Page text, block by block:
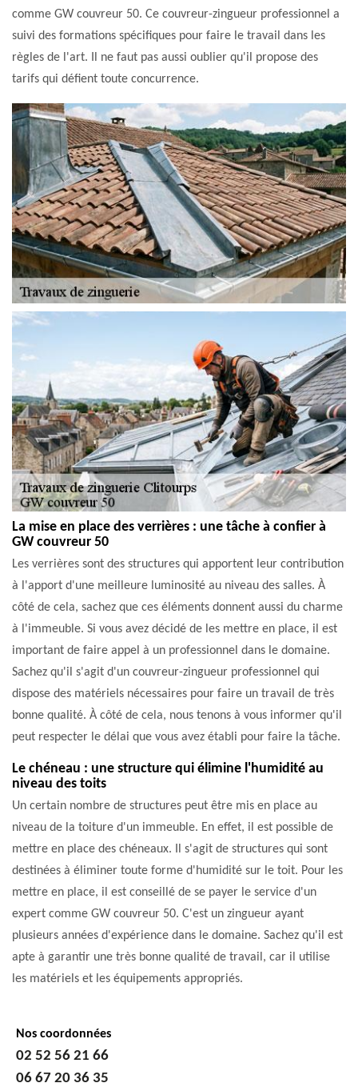
comme GW couvreur 50. Ce couvreur-zingueur professionnel a
suivi des formations spécifiques pour faire le travail dans les
règles de l'art. Il ne faut pas aussi oublier qu'il propose des
tarifs qui défient toute concurrence.
La mise en place des verrières : une tâche à confier à
GW couvreur 50
Les verrières sont des structures qui apportent leur contribution
à l'apport d'une meilleure luminosité au niveau des salles. À
côté de cela, sachez que ces éléments donnent aussi du charme
à l'immeuble. Si vous avez décidé de les mettre en place, il est
important de faire appel à un professionnel dans le domaine.
Sachez qu'il s'agit d'un couvreur-zingueur professionnel qui
dispose des matériels nécessaires pour faire un travail de très
bonne qualité. À côté de cela, nous tenons à vous informer qu'il
peut respecter le délai que vous avez établi pour faire la tâche.
Le chéneau : une structure qui élimine l'humidité au
niveau des toits
Un certain nombre de structures peut être mis en place au
niveau de la toiture d'un immeuble. En effet, il est possible de
mettre en place des chéneaux. Il s'agit de structures qui sont
destinées à éliminer toute forme d'humidité sur le toit. Pour les
mettre en place, il est conseillé de se payer le service d'un
expert comme GW couvreur 50. C'est un zingueur ayant
plusieurs années d'expérience dans le domaine. Sachez qu'il est
apte à garantir une très bonne qualité de travail, car il utilise
les matériels et les équipements appropriés.
Nos coordonnées
02 52 56 21 66
06 67 20 36 35